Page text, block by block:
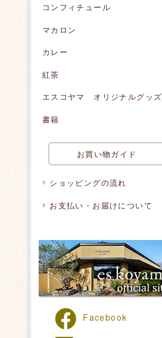
コンフィチュール
マカロン
カレー
紅茶
エスコヤマ オリジナルグッズ
書籍
お買い物ガイド
ショッピングの流れ
お支払い・お届けについて
Facebook